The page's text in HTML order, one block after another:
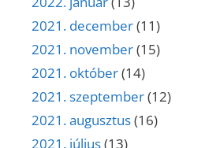
2021. december(11)
2021. november(15)
2021. október(14)
2021. szeptember(12)
2021. augusztus(16)
2021. július(13)